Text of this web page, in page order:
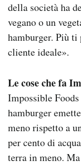
della società ha
vegano o un
hamburger. Più
cliente ideale».
Le cose che fa
Impossible
hamburger
meno rispetto a
per cento di
terra in meno.